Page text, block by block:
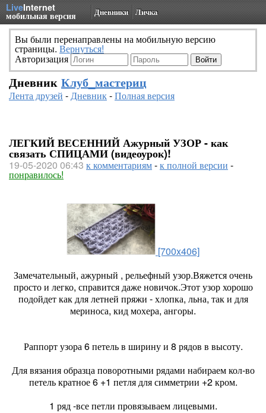
LiveInternet
мобильная версия Дневники Личка
Вы были перенаправлены на мобильную версию
страницы. Вернуться!
Авторизация
Дневник Клуб_мастериц
Лента друзей -Дневник-Полная версия
ЛЕГКИЙ ВЕСЕННИЙ Ажурный УЗОР - как
связать СПИЦАМИ (видеоурок)!
19-05-2020 06:43 к комментариям-к полной версии -
понравилось!
[700x406]
Замечательный, ажурный , рельефный узор.Вяжется очень
просто и легко, справится даже новичок.Этот узор хорошо
подойдет как для летней пряжи - хлопка, льна, так и для
мериноса, кид мохера, ангоры.
Раппорт узора 6 петель в ширину и 8 рядов в высоту.
Для вязания образца поворотными рядами набираем кол-во
петель кратное 6 +1 петля для симметрии +2 кром.
1 ряд -все петли провязываем лицевыми.